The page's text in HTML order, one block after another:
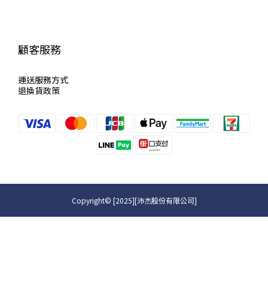
顧客服務
運送服務方式
退換貨政策
Copyright© [2025][沛杰股份有限公司]